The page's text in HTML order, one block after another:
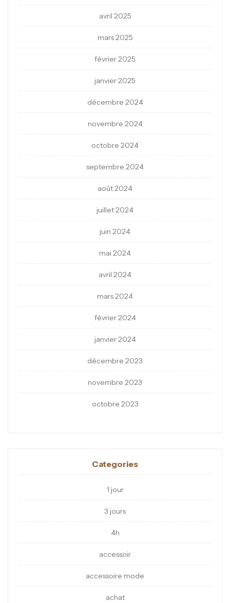
avril 2025
mars 2025
février 2025
janvier 2025
décembre 2024
novembre 2024
octobre 2024
septembre 2024
août 2024
juillet 2024
juin 2024
mai 2024
avril 2024
mars 2024
février 2024
janvier 2024
décembre 2023
novembre 2023
octobre 2023
Categories
1 jour
3 jours
4h
accessoir
accessoire mode
achat